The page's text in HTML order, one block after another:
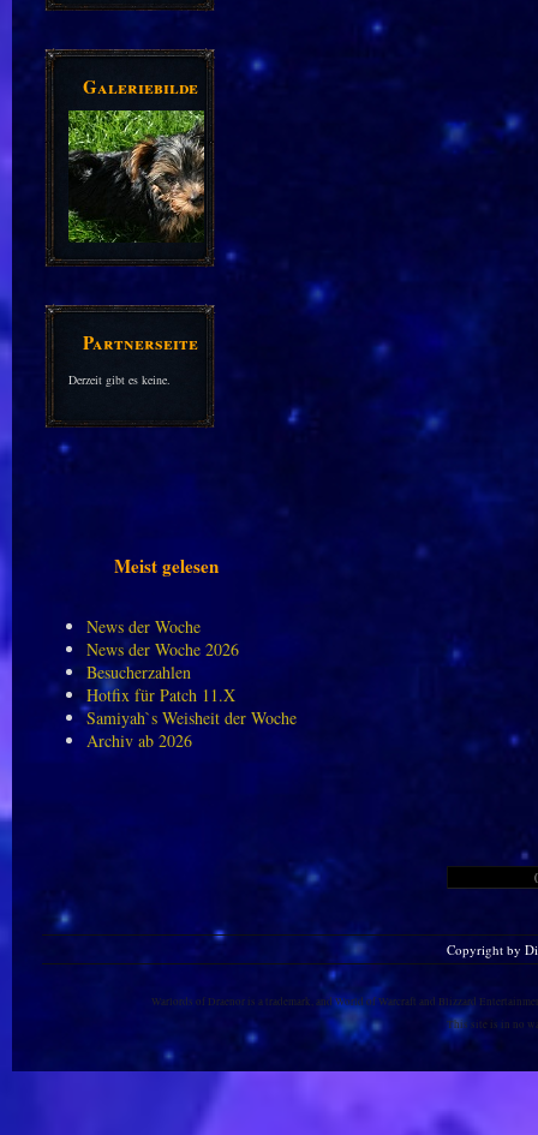
Galeriebilder
Partnerseiten
Derzeit gibt es keine.
Meist gelesen
News der Woche
News der Woche 2026
Besucherzahlen
Hotfix für Patch 11.X
Samiyah`s Weisheit der Woche
Archiv ab 2026
Copyright by
Warlords of Draenor is a trademark, and World of Warcraft and Blizzard
This site is in no